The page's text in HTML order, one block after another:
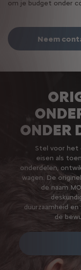
om je budget onder
Neem
betrokken
met een gerust
Deze onderdelen
netwerk, overal ter
ONDER
Stel voor het
eisen als
onderdelen,
wagen. De
de naam
duurzaamheid
de